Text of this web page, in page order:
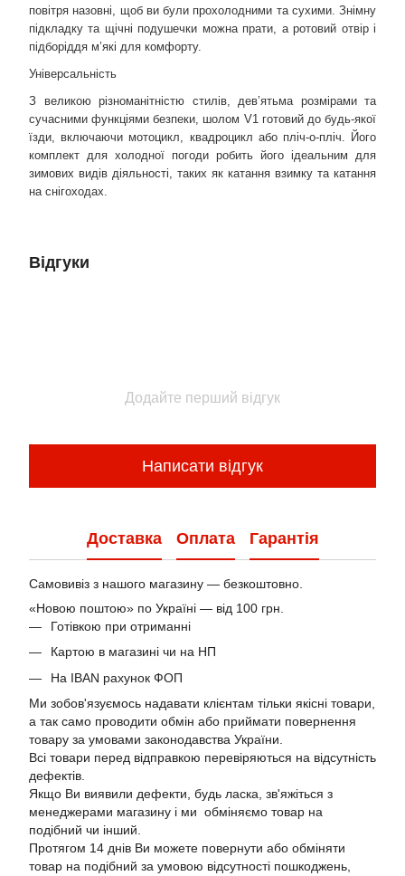
повітря назовні, щоб ви були прохолодними та сухими. Знімну
підкладку та щічні подушечки можна прати, а ротовий отвір і
підборіддя м’які для комфорту.
Універсальність
З великою різноманітністю стилів, дев’ятьма розмірами та
сучасними функціями безпеки, шолом V1 готовий до будь-якої
їзди, включаючи мотоцикл, квадроцикл або пліч-о-пліч. Його
комплект для холодної погоди робить його ідеальним для
зимових видів діяльності, таких як катання взимку та катання
на снігоходах.
Відгуки
Додайте перший відгук
Написати відгук
Доставка Оплата Гарантія
Самовивіз з нашого магазину — безкоштовно.
«Новою поштою» по Україні — від 100 грн.
Готівкою при отриманні
Картою в магазині чи на НП
На IBAN рахунок ФОП
Ми зобов'язуємось надавати клієнтам тільки якісні товари,
а так само проводити обмін або приймати повернення
товару за умовами законодавства України.
Всі товари перед відправкою перевіряються на відсутність
дефектів.
Якщо Ви виявили дефекти, будь ласка, зв'яжіться з
менеджерами магазину і ми обміняємо товар на
подібний чи інший.
Протягом 14 днів Ви можете повернути або обміняти
товар на подібний за умовою відсутності пошкоджень,